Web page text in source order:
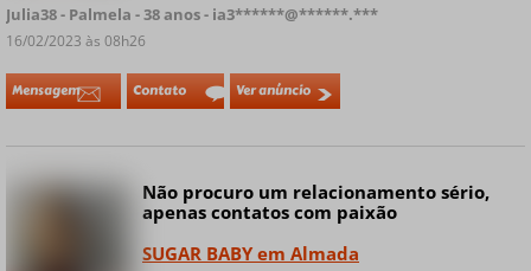
Julia38 - Palmela - 38 anos - ia3******@******.***
16/02/2023 às 08h26
Mensagem Contato Ver anúncio
Não procuro um relacionamento sério,
apenas contatos com paixão
SUGAR BABY em Almada